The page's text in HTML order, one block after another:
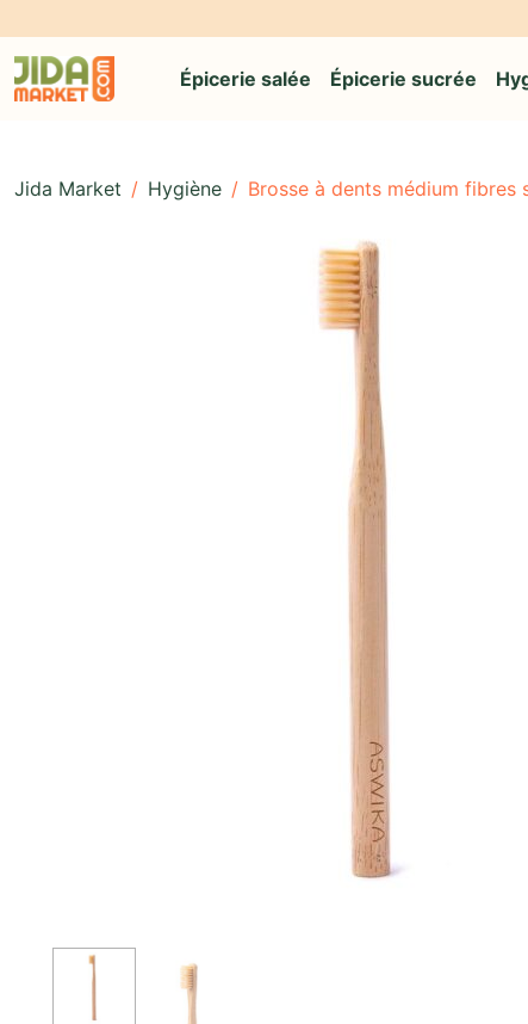
Épicerie salée Épicerie sucrée
Jida Market / Hygiène / Brosse à dents médium fibres